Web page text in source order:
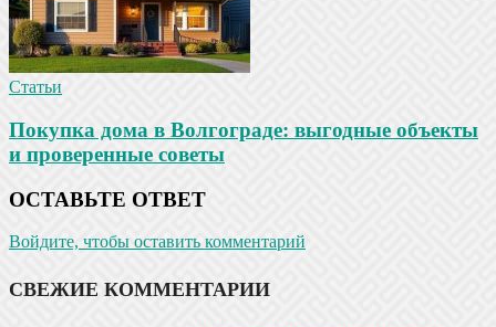
Статьи
Покупка дома в Волгограде: выгодные объекты
и проверенные советы
ОСТАВЬТЕ ОТВЕТ
Войдите, чтобы оставить комментарий
СВЕЖИЕ КОММЕНТАРИИ